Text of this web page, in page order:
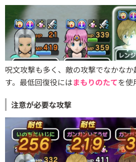
呪文攻撃も多く、敵の攻撃でなかな
す。最低回復役にはまもりのたてを使
注意が必要な攻撃